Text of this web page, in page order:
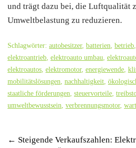
und trägt dazu bei, die Luftqualität
Umweltbelastung zu reduzieren.
Schlagwörter: autobesitzer, batterien betrieb
elektroantrieb elektroauto umbau
elektroautos elektromotor, energiewende
mobilitätslösungen nachhaltigkeit
staatliche förderungen steuervorteile
umweltbewusstsein verbrennungsmotor,
Post
← Steigende Verkaufszahlen: